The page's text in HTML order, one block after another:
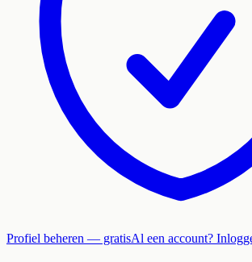
Profiel beheren — gratisAl een account?